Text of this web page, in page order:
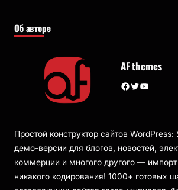
Об авторе
AF themes
Facebook Twitter YouTube
Простой конструктор сайтов
демо-версии для блогов, новостей,
коммерции и многого другого —
никакого кодирования! 1000+ готовых